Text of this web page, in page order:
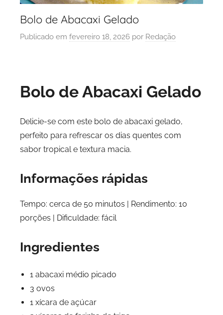
Bolo de Abacaxi Gelado
Publicado em fevereiro 18, 2026 por Redação
Bolo de Abacaxi Gelado
Delicie-se com este bolo de abacaxi gelado,
perfeito para refrescar os dias quentes com
sabor tropical e textura macia.
Informações rápidas
Tempo: cerca de 50 minutos | Rendimento: 10
porções | Dificuldade: fácil
Ingredientes
1 abacaxi médio picado
3 ovos
1 xícara de açúcar